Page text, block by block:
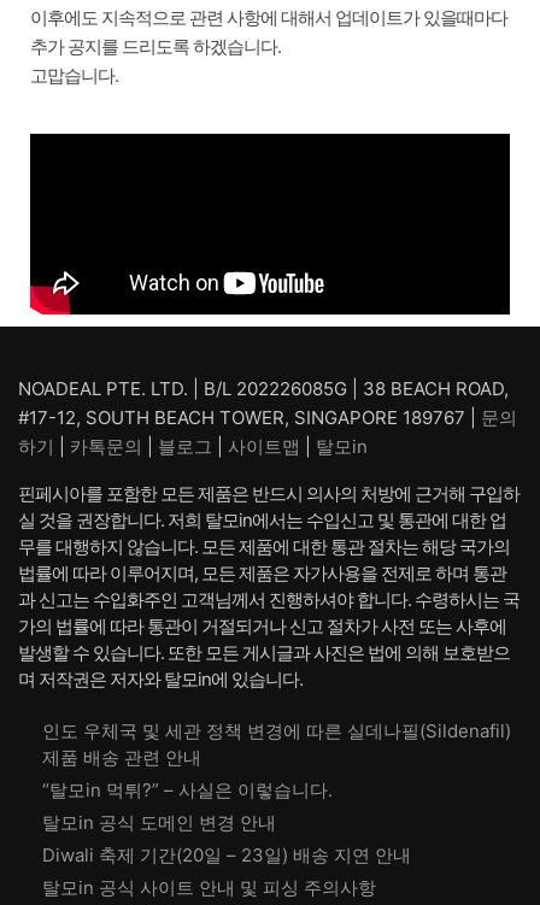
이후에도 지속적으로 관련 사항에 대해서 업데이트가 있을때마다
추가 공지를 드리도록 하겠습니다.
고맙습니다.
NOADEAL PTE. LTD. | B/L 202226085G | 38 BEACH ROAD,
#17-12, SOUTH BEACH TOWER, SINGAPORE 189767 | 문의
하기
카톡문의 블로그 사이트맵 탈모in
핀페시아를 포함한 모든 제품은 반드시 의사의 처방에 근거해 구입하
실 것을 권장합니다. 저희 탈모in에서는 수입신고 및 통관에 대한 업
무를 대행하지 않습니다. 모든 제품에 대한 통관 절차는 해당 국가의
법률에 따라 이루어지며, 모든 제품은 자가사용을 전제로 하며 통관
과 신고는 수입화주인 고객님께서 진행하셔야 합니다. 수령하시는 국
가의 법률에 따라 통관이 거절되거나 신고 절차가 사전 또는 사후에
발생할 수 있습니다. 또한 모든 게시글과 사진은 법에 의해 보호받으
며 저작권은 저자와 탈모in에 있습니다.
인도 우체국 및 세관 정책 변경에 따른 실데나필(Sildenafil)
제품 배송 관련 안내
“탈모in 먹튀?” – 사실은 이렇습니다.
탈모in 공식 도메인 변경 안내
Diwali 축제 기간(20일 – 23일) 배송 지연 안내
탈모in 공식 사이트 안내 및 피싱 주의사항